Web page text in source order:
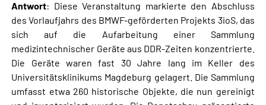
Antwort: Diese Veranstaltung markierte den Abschluss
des Vorlaufjahrs des BMWF-geförderten Projekts 3ioS, das
sich auf die Aufarbeitung einer Sammlung
medizintechnischer Geräte aus DDR-Zeiten konzentrierte.
Die Geräte waren fast 30 Jahre lang im Keller des
Universitätsklinikums Magdeburg gelagert. Die Sammlung
umfasst etwa 260 historische Objekte, die nun gereinigt